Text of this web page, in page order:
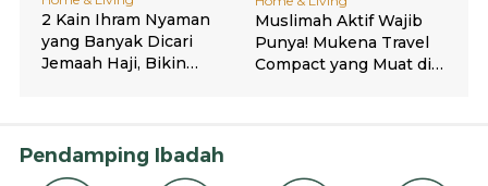
Pendamping Ibadah